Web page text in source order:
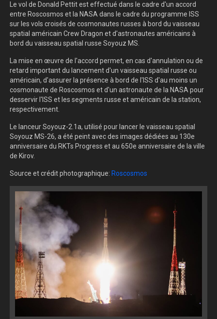
Le vol de Donald Pettit est effectué dans le cadre d'un accord
entre Roscosmos et la NASA dans le cadre du programme ISS
sur les vols croisés de cosmonautes russes à bord du vaisseau
spatial américain Crew Dragon et d'astronautes américains à
bord du vaisseau spatial russe Soyouz MS.
La mise en œuvre de l'accord permet, en cas d'annulation ou de
retard important du lancement d'un vaisseau spatial russe ou
américain, d'assurer la présence à bord de l'ISS d'au moins un
cosmonaute de Roscosmos et d'un astronaute de la NASA pour
desservir l'ISS et les segments russe et américain de la station,
respectivement.
Le lanceur Soyouz-2.1a, utilisé pour lancer le vaisseau spatial
Soyouz MS-26, a été peint avec des images dédiées au 130e
anniversaire du RKTs Progress et au 650e anniversaire de la ville
de Kirov.
Source et crédit photographique: Roscosmos